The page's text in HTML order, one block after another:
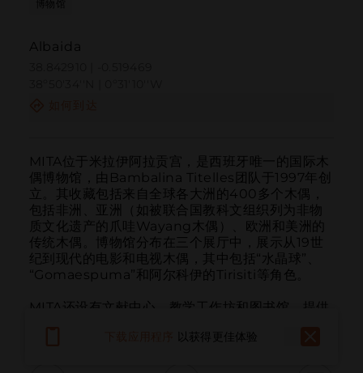
Albaida
MITA位于米拉伊阿拉贡宫，是西班牙唯一的国际木
偶博物馆，由Bambalina Titelles团队于1997年创
立。其收藏包括来自全球各大洲的400多个木偶，
包括非洲、亚洲（如被联合国教科文组织列为非物
质文化遗产的爪哇Wayang木偶）、欧洲和美洲的
传统木偶。博物馆分布在三个展厅中，展示从19世
纪到现代的电影和电视木偶，其中包括“水晶球”、
“Gomaespuma”和阿尔科伊的Tirisiti等角色。
MITA还设有文献中心、教学工作坊和图书馆，提供
以获得更佳体验